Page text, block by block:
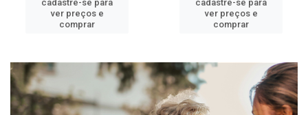
cadastre-se para
ver preços e
comprar
cadastre-se para
ver preços e
comprar